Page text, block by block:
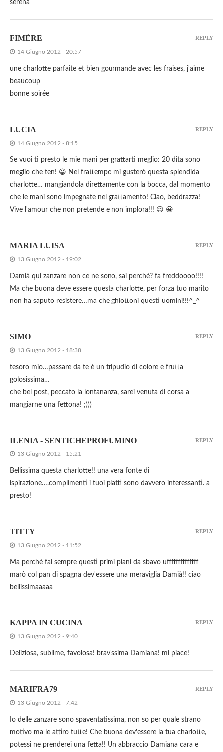
serena
FIMÈRE
14 Giugno 2012 - 20:57
une charlotte parfaite et bien gourmande avec les fraises, j'aime
beaucoup
bonne soirée
REPLY
LUCIA
14 Giugno 2012 - 8:15
Se vuoi ti presto le mie mani per grattarti meglio: 20 dita sono
meglio che ten! 😀 Nel frattempo mi gusterò questa splendida
charlotte… mangiandola direttamente con la bocca, dal momento
che le mani sono impegnate nel grattamento! Ciao, beddrazza!
Vive l'amour che non pretende e non implora!!! 😉 😀
REPLY
MARIA LUISA
13 Giugno 2012 - 19:02
Damià qui zanzare non ce ne sono, sai perchè? fa freddoooo!!!!
Ma che buona deve essere questa charlotte, per forza tuo marito
non ha saputo resistere…ma che ghiottoni questi uomini!!!^_^
REPLY
SIMO
13 Giugno 2012 - 18:38
tesoro mio…passare da te è un tripudio di colore e frutta
golosissima…
che bel post, peccato la lontananza, sarei venuta di corsa a
mangiarne una fettona! ;)))
REPLY
ILENIA - SENTICHEPROFUMINO
13 Giugno 2012 - 15:21
Bellissima questa charlotte!! una vera fonte di
ispirazione….complimenti i tuoi piatti sono davvero interessanti. a
presto!
REPLY
TITTY
13 Giugno 2012 - 11:52
Ma perchè fai sempre questi primi piani da sbavo uffffffffffffff
marò col pan di spagna dev'essere una meraviglia Damià!! ciao
bellissimaaaaa
REPLY
KAPPA IN CUCINA
13 Giugno 2012 - 9:40
Deliziosa, sublime, favolosa! bravissima Damiana! mi piace!
REPLY
MARIFRA79
13 Giugno 2012 - 7:42
Io delle zanzare sono spaventatissima, non so per quale strano
motivo ma le attiro tutte! Che buona dev'essere la tua charlotte,
potessi ne prenderei una fetta!! Un abbraccio Damiana cara e
REPLY